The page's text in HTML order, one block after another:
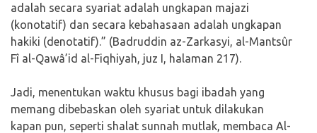
adalah secara syariat adalah ungkapan majazi
(konotatif) dan secara kebahasaan adalah ungkapan
hakiki (denotatif).” (Badruddin az-Zarkasyi, al-Mantsûr
Fî al-Qawâ’id al-Fiqhiyah, juz I, halaman 217).
Jadi, menentukan waktu khusus bagi ibadah yang
memang dibebaskan oleh syariat untuk dilakukan
kapan pun, seperti shalat sunnah mutlak, membaca Al-